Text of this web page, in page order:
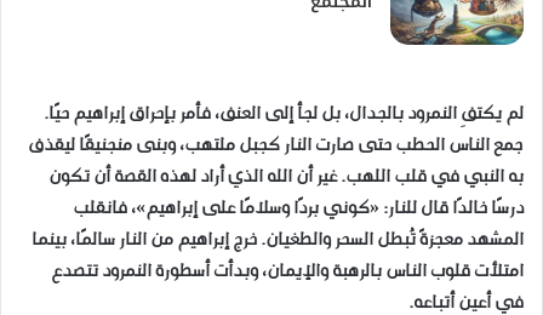
لم يكتفِ النمرود بالجدال، بل لجأ إلى العنف، فأمر بإحراق إبراهيم حيًا.
جمع الناس الحطب حتى صارت النار كجبل ملتهب، وبنى منجنيقًا ليقذف
به النبي في قلب اللهب. غير أن الله الذي أراد لهذه القصة أن تكون
درسًا خالدًا قال للنار: «كوني بردًا وسلامًا على إبراهيم»، فانقلب
المشهد معجزةً تُبطل السحر والطغيان. خرج إبراهيم من النار سالمًا، بينما
امتلأت قلوب الناس بالرهبة والإيمان، وبدأت أسطورة النمرود تتصدع
في أعين أتباعه.